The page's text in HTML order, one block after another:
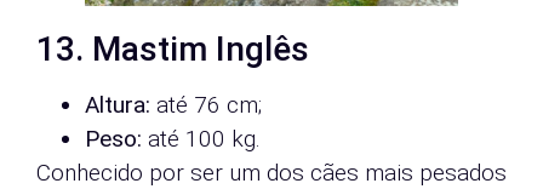
13. Mastim Inglês
Altura: até 76 cm;
Peso: até 100 kg.
Conhecido por ser um dos cães mais pesados